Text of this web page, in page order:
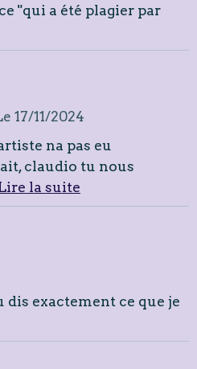
"qui a été plagier par
17/11/2024
na pas eu
claudio tu nous
la suite
exactement ce que je